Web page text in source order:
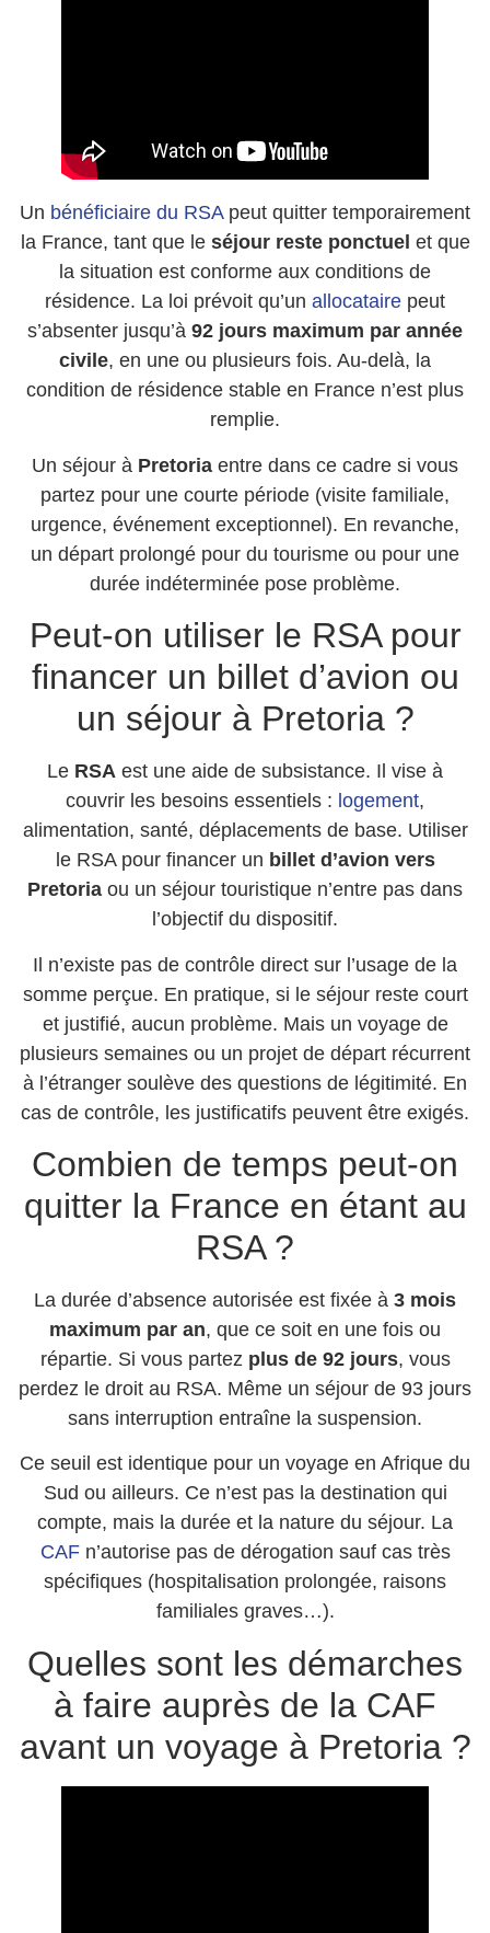
Un bénéficiaire du RSApeut quitter temporairement
la France, tant que le séjour reste ponctuel et que
la situation est conforme aux conditions de
résidence. La loi prévoit qu’un allocataire peut
s’absenter jusqu’à 92 jours maximum par année
civile, en une ou plusieurs fois. Au-delà, la
condition de résidence stable en France n’est plus
remplie.
Un séjour à Pretoria entre dans ce cadre si vous
partez pour une courte période (visite familiale,
urgence, événement exceptionnel). En revanche,
un départ prolongé pour du tourisme ou pour une
durée indéterminée pose problème.
Peut-on utiliser le RSA pour
financer un billet d’avion ou
un séjour à Pretoria ?
Le RSA est une aide de subsistance. Il vise à
couvrir les besoins essentiels : logement,
alimentation, santé, déplacements de base. Utiliser
le RSA pour financer un billet d’avion vers
Pretoria ou un séjour touristique n’entre pas dans
l’objectif du dispositif.
Il n’existe pas de contrôle direct sur l’usage de la
somme perçue. En pratique, si le séjour reste court
et justifié, aucun problème. Mais un voyage de
plusieurs semaines ou un projet de départ récurrent
à l’étranger soulève des questions de légitimité. En
cas de contrôle, les justificatifs peuvent être exigés.
Combien de temps peut-on
quitter la France en étant au
RSA ?
La durée d’absence autorisée est fixée à 3 mois
maximum par an, que ce soit en une fois ou
répartie. Si vous partez plus de 92 jours, vous
perdez le droit au RSA. Même un séjour de 93 jours
sans interruption entraîne la suspension.
Ce seuil est identique pour un voyage en Afrique du
Sud ou ailleurs. Ce n’est pas la destination qui
compte, mais la durée et la nature du séjour. La
CAFn’autorise pas de dérogation sauf cas très
spécifiques (hospitalisation prolongée, raisons
familiales graves…).
Quelles sont les démarches
à faire auprès de la CAF
avant un voyage à Pretoria ?